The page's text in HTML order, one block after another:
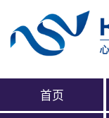
首页